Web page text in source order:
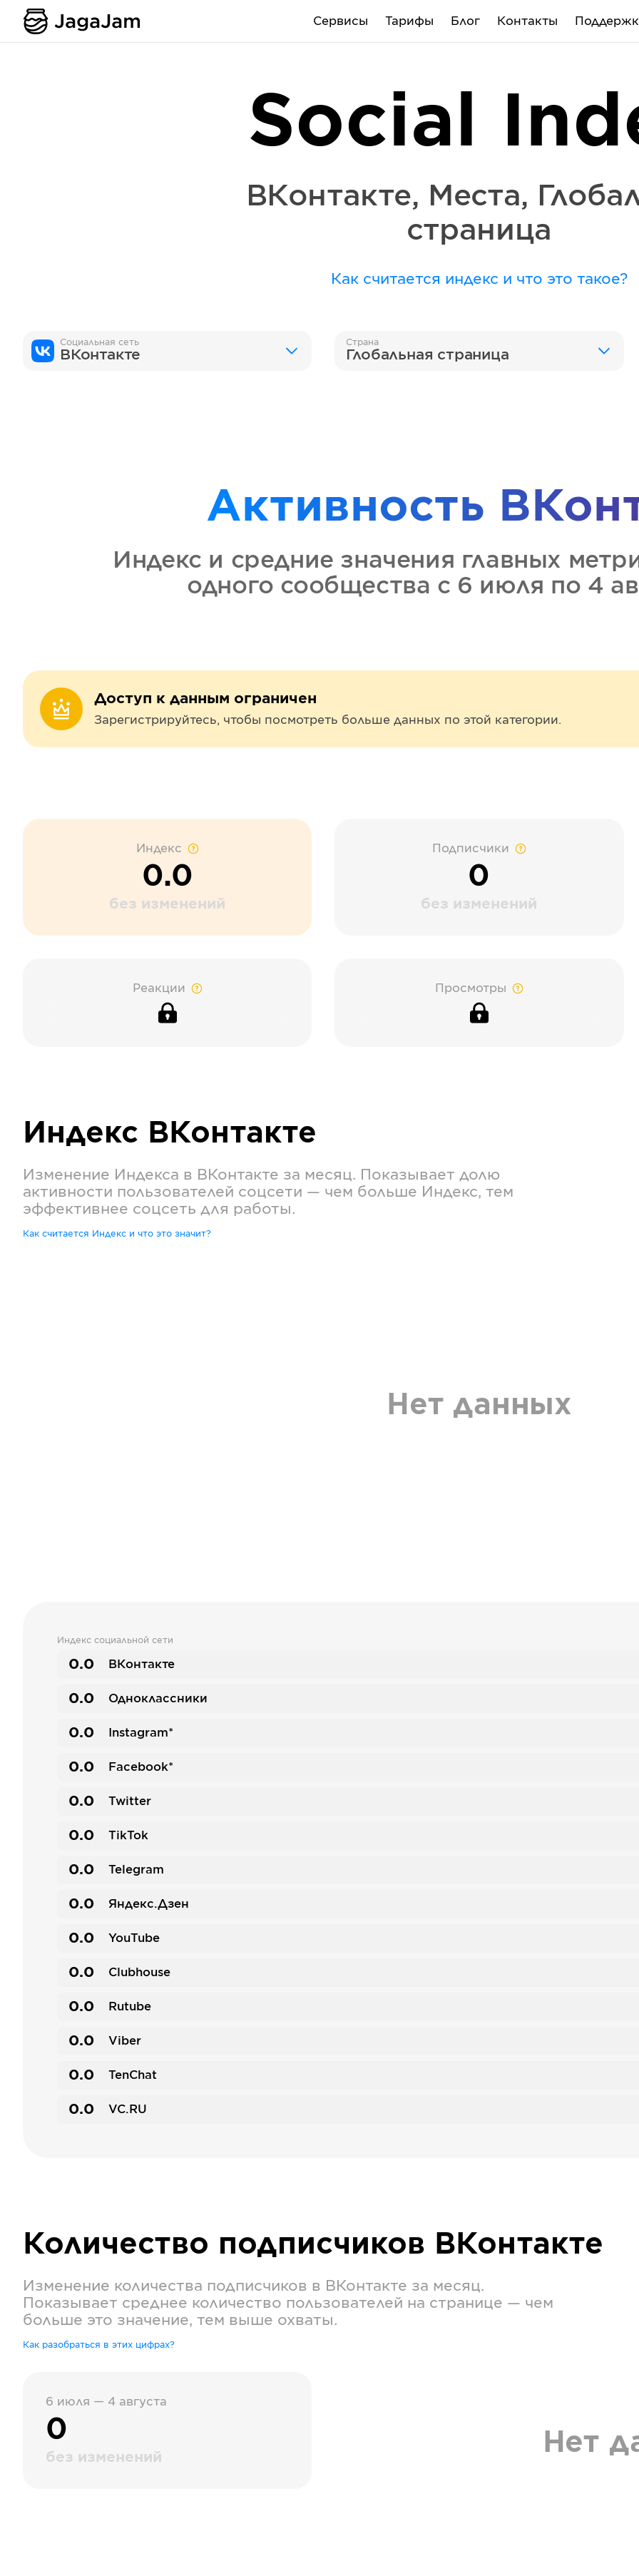
Сервисы Тарифы Блог Контакты
Social
ВКонтакте, Места,
страница
Как считается индекс и что это такое?
Социальная сеть
ВКонтакте
Страна
Глобальная страница
Активность
Индекс и средние значения главных
одного сообщества с 6 июля по 4
Доступ к данным ограничен
Зарегистрируйтесь, чтобы посмотреть больше данных по этой категории.
Индекс
0.0
без изменений
Подписчики
0
без изменений
Реакции Просмотры
Индекс ВКонтакте
Изменение Индекса в ВКонтакте за месяц. Показывает долю
активности пользователей соцсети — чем больше Индекс, тем
эффективнее соцсеть для работы.
Как считается Индекс и что это значит?
Нет данных
Индекс социальной сети
0.0 ВКонтакте
0.0 Одноклассники
0.0 Instagram*
0.0 Facebook*
0.0 Twitter
0.0 TikTok
0.0 Telegram
0.0 Яндекс.Дзен
0.0 YouTube
0.0 Clubhouse
0.0 Rutube
0.0 Viber
0.0 TenChat
0.0 VC.RU
Количество подписчиков ВКонтакте
Изменение количества подписчиков в ВКонтакте за месяц.
Показывает среднее количество пользователей на странице — чем
больше это значение, тем выше охваты.
Как разобраться в этих цифрах?
6 июля — 4 августа
0
без изменений Нет